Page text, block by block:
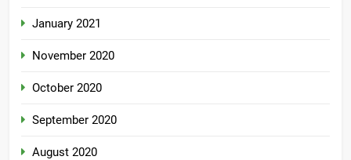
January 2021
November 2020
October 2020
September 2020
August 2020